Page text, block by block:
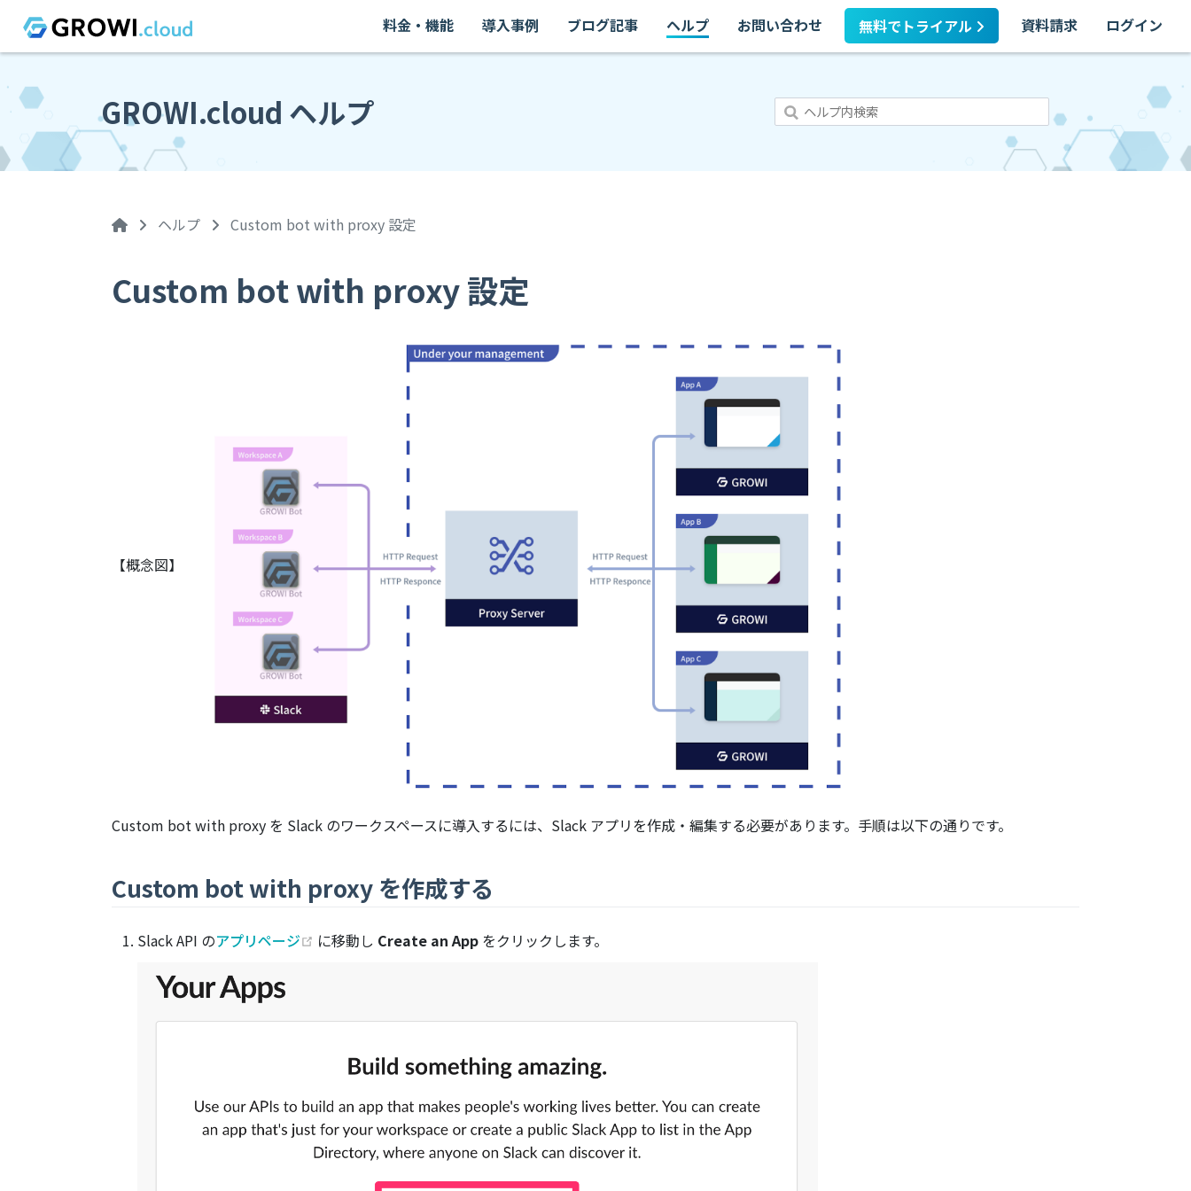
料金・機能 導入事例 ブログ記事 ヘルプ お問い合わせ 無料でトライアル 資料請求 ログイン
GROWI.cloud ヘルプ
ヘルプ Custom bot with proxy 設定
Custom bot with proxy 設定
【概念図】
Custom bot with proxy を Slack のワークスペースに導入するには、Slack アプリを作成・編集する必要があります。手順は以下の通りです。
Custom bot with proxy を作成する
Slack API のアプリページ (opens new window)
に移動し Create an Appをクリックします。